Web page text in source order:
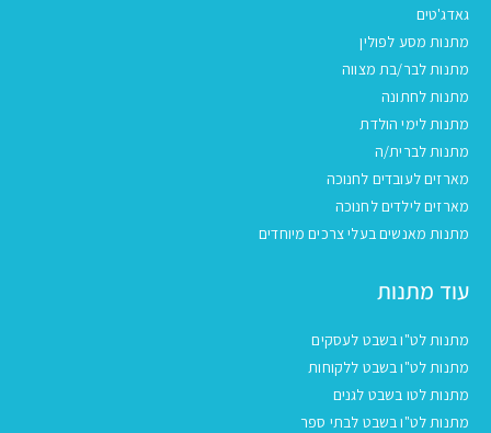
גאדג'טים
מתנות מסע לפולין
מתנות לבר/בת מצווה
מתנות לחתונה
מתנות לימי הולדת
מתנות לברית/ה
מארזים לעובדים לחנוכה
מארזים לילדים לחנוכה
מתנות מאנשים בעלי צרכים מיוחדים
עוד מתנות
מתנות לט"ו בשבט לעסקים
מתנות לט"ו בשבט ללקוחות
מתנות לטו בשבט לגנים
מתנות לט"ו בשבט לבתי ספר